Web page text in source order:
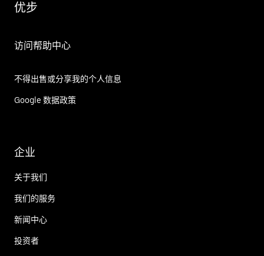
优步
访问帮助中心
不得出售或分享我的个人信息
Google 数据政策
企业
关于我们
我们的服务
新闻中心
投资者